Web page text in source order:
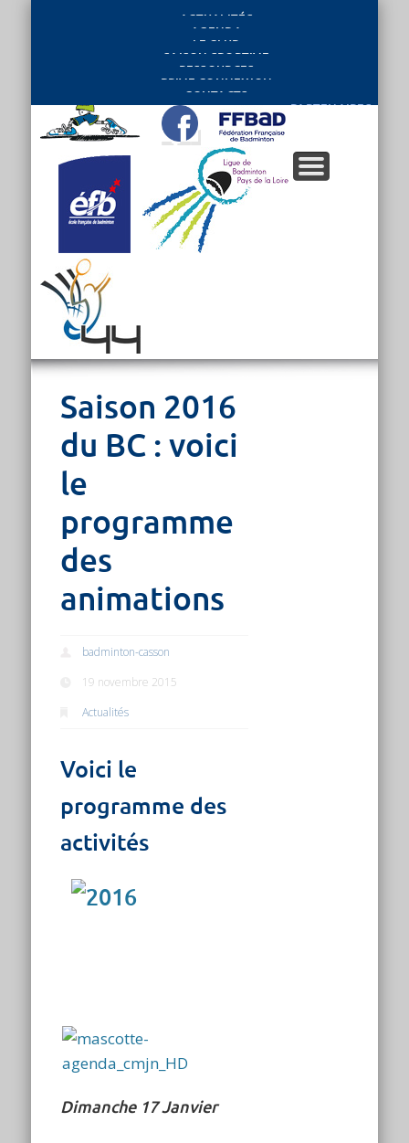
ACTUALITÉS
AGENDA
LE CLUB
SAISON SPORTIVE
RESSOURCES
PRIVE CONNEXION
CONTACTS
PARTENAIRES
Saison 2016
du BC : voici
le
programme
des
animations
badminton-casson
19 novembre 2015
Actualités
Voici le
programme des
activités
Dimanche 17 Janvier